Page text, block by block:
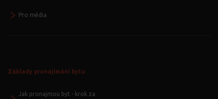
Pro média
Základy pronajímání bytu
Jak pronajmou byt - krok za